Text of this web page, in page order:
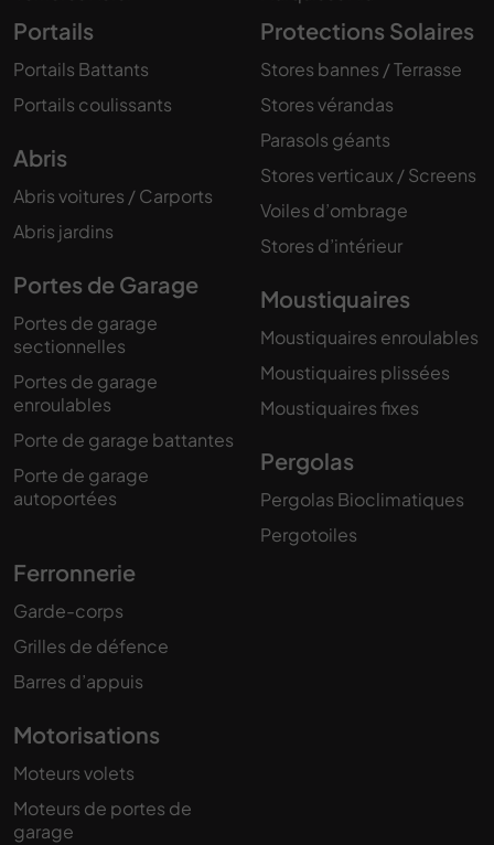
Portails
Portails Battants
Portails coulissants
Abris
Abris voitures / Carports
Abris jardins
Portes de Garage
Portes de garage
sectionnelles
Portes de garage
enroulables
Porte de garage battantes
Porte de garage
autoportées
Protections Solaires
Stores bannes / Terrasse
Stores vérandas
Parasols géants
Stores verticaux / Screens
Voiles d’ombrage
Stores d’intérieur
Moustiquaires
Moustiquaires enroulables
Moustiquaires plissées
Moustiquaires fixes
Pergolas
Pergolas Bioclimatiques
Pergotoiles
Ferronnerie
Garde-corps
Grilles de défence
Barres d’appuis
Motorisations
Moteurs volets
Moteurs de portes de
garage